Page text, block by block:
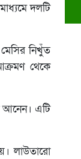
দলটি
নিখুঁত
থেকে
আনেন। এটি
লাউতারো